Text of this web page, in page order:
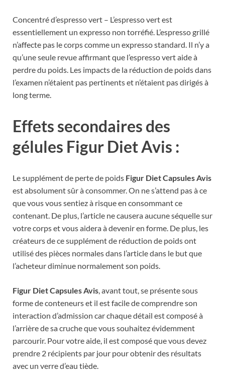
Concentré d’espresso vert – L’espresso vert est
essentiellement un expresso non torréfié. L’espresso grillé
n’affecte pas le corps comme un expresso standard. Il n’y a
qu’une seule revue affirmant que l’espresso vert aide à
perdre du poids. Les impacts de la réduction de poids dans
l’examen n’étaient pas pertinents et n’étaient pas dirigés à
long terme.
Effets secondaires des
gélules Figur Diet Avis :
Le supplément de perte de poids Figur Diet Capsules Avis
est absolument sûr à consommer. On ne s’attend pas à ce
que vous vous sentiez à risque en consommant ce
contenant. De plus, l’article ne causera aucune séquelle sur
votre corps et vous aidera à devenir en forme. De plus, les
créateurs de ce supplément de réduction de poids ont
utilisé des pièces normales dans l’article dans le but que
l’acheteur diminue normalement son poids.
Figur Diet Capsules Avis , avant tout, se présente sous
forme de conteneurs et il est facile de comprendre son
interaction d’admission car chaque détail est composé à
l’arrière de sa cruche que vous souhaitez évidemment
parcourir. Pour votre aide, il est composé que vous devez
prendre 2 récipients par jour pour obtenir des résultats
avec un verre d’eau tiède.